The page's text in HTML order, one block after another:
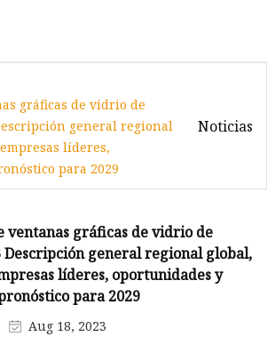
gráficas de vidrio de
general regional
líderes,
para 2029
Noticias
ventanas gráficas de vidrio de
Descripción general regional global,
líderes, oportunidades y
para 2029
Aug 18, 2023